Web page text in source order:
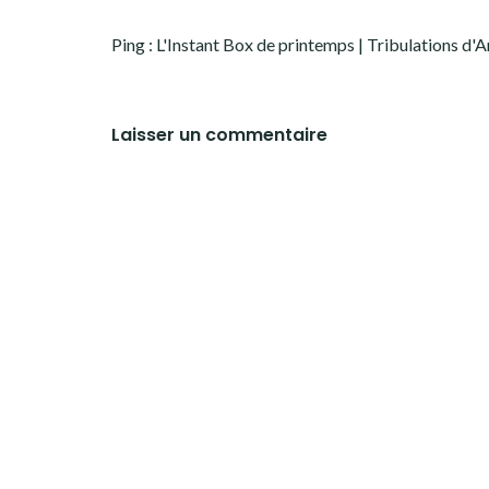
Ping : L'Instant Box de printemps | Tribulations
Laisser un commentaire